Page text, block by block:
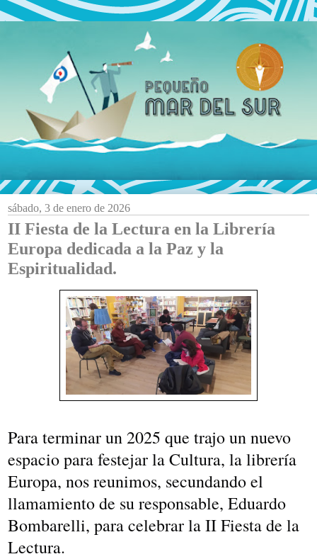
sábado, 3 de enero de 2026
II Fiesta de la Lectura en la Librería
Europa dedicada a la Paz y la
Espiritualidad.
Para terminar un 2025 que trajo un nuevo
espacio para festejar la Cultura, la librería
Europa, nos reunimos, secundando el
llamamiento de su responsable, Eduardo
Bombarelli, para celebrar la II Fiesta de la
Lectura.